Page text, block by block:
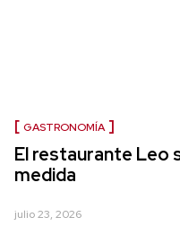
GASTRONOMÍA
El restaurante Leo
medida
julio 23, 2026